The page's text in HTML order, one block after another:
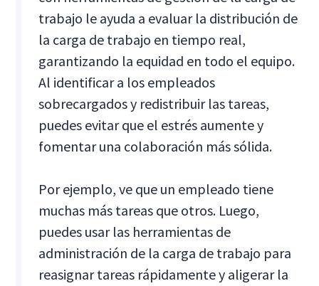
trabajo le ayuda a evaluar la distribución de
la carga de trabajo en tiempo real,
garantizando la equidad en todo el equipo.
Al identificar a los empleados
sobrecargados y redistribuir las tareas,
puedes evitar que el estrés aumente y
fomentar una colaboración más sólida.
Por ejemplo, ve que un empleado tiene
muchas más tareas que otros. Luego,
puedes usar las herramientas de
administración de la carga de trabajo para
reasignar tareas rápidamente y aligerar la